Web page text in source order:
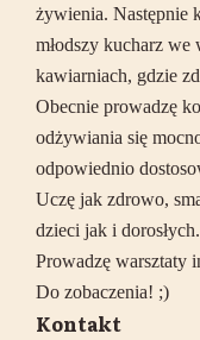
żywienia. Następnie
młodszy kucharz we
kawiarniach, gdzie
Obecnie prowadzę
odżywiania się
odpowiednio
Uczę jak zdrowo,
dzieci jak i dorosłych.
Prowadzę warsztaty
Do zobaczenia! ;)
Kontakt